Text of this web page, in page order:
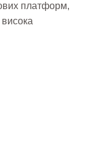
платформ,
висока